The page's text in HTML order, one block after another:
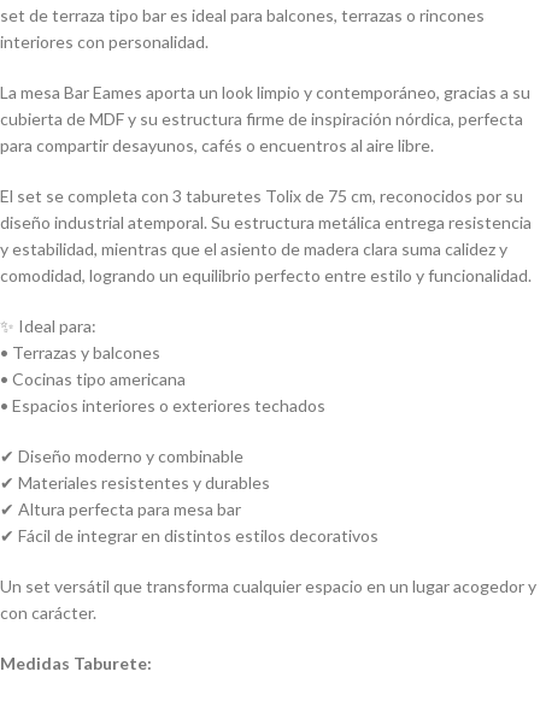
set de terraza tipo bar es ideal para balcones, terrazas o rincones
interiores con personalidad.
La mesa Bar Eames aporta un look limpio y contemporáneo, gracias a su
cubierta de MDF y su estructura firme de inspiración nórdica, perfecta
para compartir desayunos, cafés o encuentros al aire libre.
El set se completa con 3 taburetes Tolix de 75 cm, reconocidos por su
diseño industrial atemporal. Su estructura metálica entrega resistencia
y estabilidad, mientras que el asiento de madera clara suma calidez y
comodidad, logrando un equilibrio perfecto entre estilo y funcionalidad.
✨ Ideal para:
• Terrazas y balcones
• Cocinas tipo americana
• Espacios interiores o exteriores techados
✔ Diseño moderno y combinable
✔ Materiales resistentes y durables
✔ Altura perfecta para mesa bar
✔ Fácil de integrar en distintos estilos decorativos
Un set versátil que transforma cualquier espacio en un lugar acogedor y
con carácter.
Medidas Taburete: